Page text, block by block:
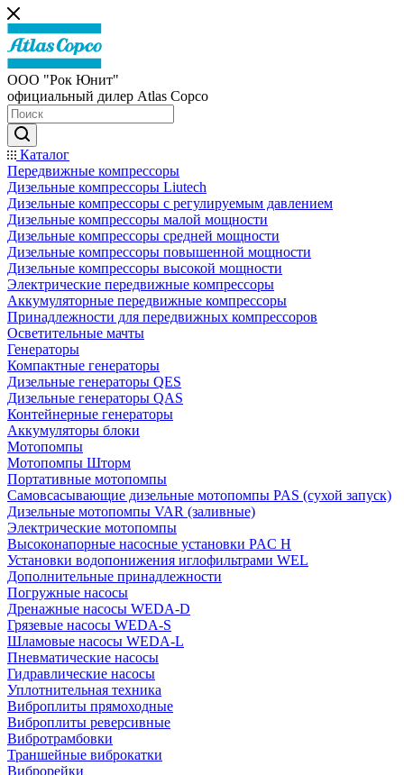
ООО "Рок Юнит"
официальный дилер Atlas Copco
Каталог
Передвижные компрессоры
Дизельные компрессоры Liutech
Дизельные компрессоры с регулируемым давлением
Дизельные компрессоры малой мощности
Дизельные компрессоры средней мощности
Дизельные компрессоры повышенной мощности
Дизельные компрессоры высокой мощности
Электрические передвижные компрессоры
Аккумуляторные передвижные компрессоры
Принадлежности для передвижных компрессоров
Осветительные мачты
Генераторы
Компактные генераторы
Дизельные генераторы QES
Дизельные генераторы QAS
Контейнерные генераторы
Аккумуляторы блоки
Мотопомпы
Мотопомпы Шторм
Портативные мотопомпы
Самовсасывающие дизельные мотопомпы PAS (сухой запуск)
Дизельные мотопомпы VAR (заливные)
Электрические мотопомпы
Высоконапорные насосные установки PAC H
Установки водопонижения иглофильтрами WEL
Дополнительные принадлежности
Погружные насосы
Дренажные насосы WEDA-D
Грязевые насосы WEDA-S
Шламовые насосы WEDA-L
Пневматические насосы
Гидравлические насосы
Уплотнительная техника
Виброплиты прямоходные
Виброплиты реверсивные
Вибротрамбовки
Траншейные виброкатки
Виброрейки